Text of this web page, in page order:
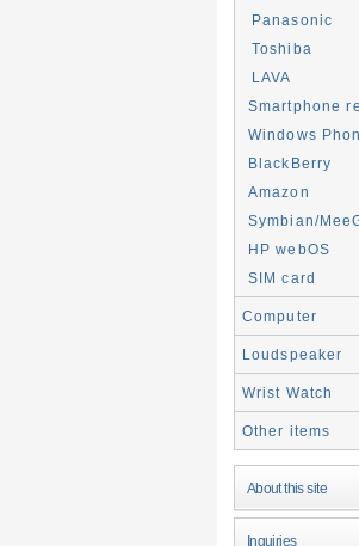
Panasonic
Toshiba
LAVA
Smartphone
Windows
BlackBerry
Amazon
Symbian/
HP webOS
SIM card
Computer
Loudspeaker
Wrist Watch
Other items
About this site
Inquiries